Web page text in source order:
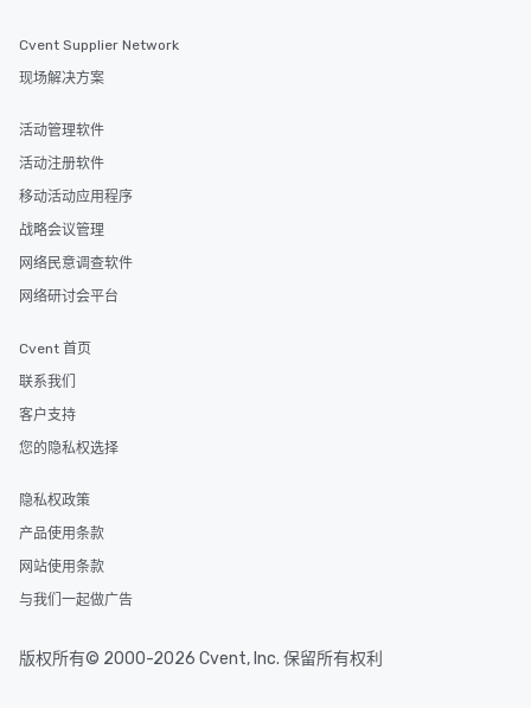
Cvent Supplier Network
现场解决方案
活动管理软件
活动注册软件
移动活动应用程序
战略会议管理
网络民意调查软件
网络研讨会平台
Cvent 首页
联系我们
客户支持
您的隐私权选择
隐私权政策
产品使用条款
网站使用条款
与我们一起做广告
版权所有© 2000-2026 Cvent, Inc. 保留所有权利